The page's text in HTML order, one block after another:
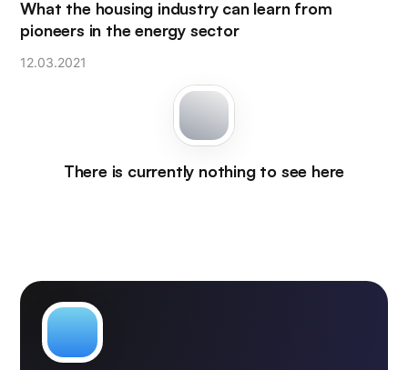
What the housing industry can learn from
pioneers in the energy sector
12.03.2021
There is currently nothing to see here